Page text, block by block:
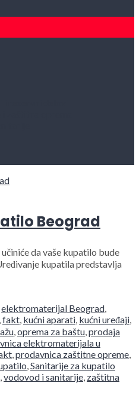
Beograd
da vaše kupatilo bude
kupatila predstavlja
elektromaterijal Beograd,
,fakt, kućni aparati, kućni uređaji,
,oprema za baštu,prodaja
elektromaterijala u
,prodavnica zaštitne opreme,
,Sanitarije za kupatilo
,vodovod i sanitarije, zaštitna